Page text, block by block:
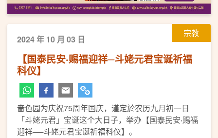
宗教
2024 年 10 月 03 日
【国泰民安‧赐福迎祥─斗姥元君宝诞祈福
科仪】
啬色园为庆祝75周年国庆，谨定於农历九月初一日
「斗姥元君」宝诞这个大日子，举办【国泰民安‧赐福
迎祥──斗姥元君宝诞祈福科仪】。